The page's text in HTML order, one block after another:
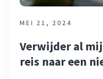
MEI 21, 2024
Verwijder al
reis naar een